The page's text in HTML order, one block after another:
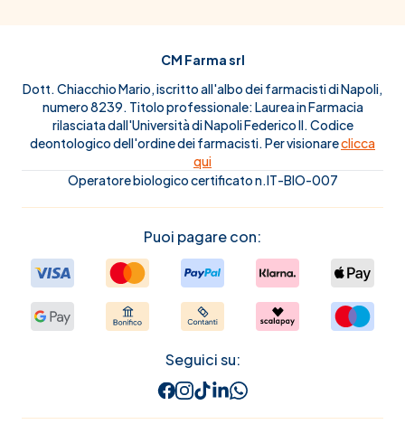
CM Farma srl
Dott. Chiacchio Mario, iscritto all'albo dei farmacisti di Napoli,
numero 8239. Titolo professionale: Laurea in Farmacia
rilasciata dall'Università di Napoli Federico II. Codice
deontologico dell'ordine dei farmacisti. Per visionareclicca
qui
Operatore biologico certificato n.IT-BIO-007
Puoi pagare con:
Seguici su: